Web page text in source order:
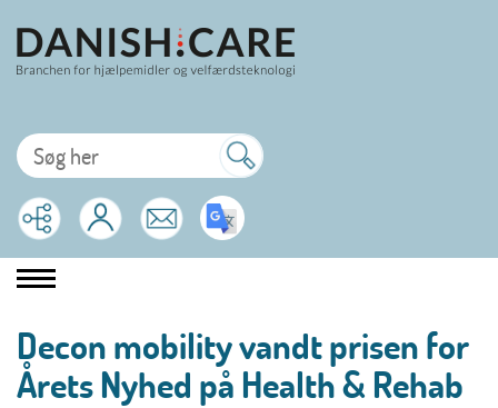
Decon mobility vandt prisen for
Årets Nyhed på Health & Rehab